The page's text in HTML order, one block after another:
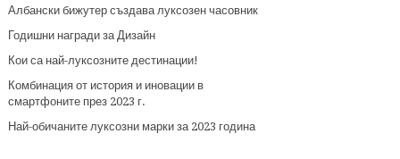
Албански бижутер създава луксозен часовник
Годишни награди за Дизайн
Кои са най-луксозните дестинации!
Комбинация от история и иновации в
смартфоните през 2023 г.
Най-обичаните луксозни марки за 2023 година